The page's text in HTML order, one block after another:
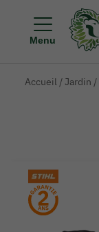
Menu
Accueil / Jardin /